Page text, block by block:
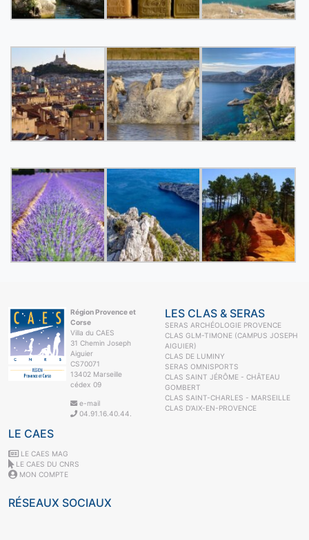
Région Provence et
Corse
Villa du CAES
31 Chemin Joseph
Aiguier
CS70071
13402 Marseille
cédex 09
e-mail
04.91.16.40.44.
LES CLAS & SERAS
SERAS ARCHÉOLOGIE PROVENCE
CLAS GLM-TIMONE (CAMPUS JOSEPH
AIGUIER)
CLAS DE LUMINY
SERAS OMNISPORTS
CLAS SAINT JÉRÔME - CHÂTEAU
GOMBERT
CLAS SAINT-CHARLES - MARSEILLE
CLAS D'AIX-EN-PROVENCE
LE CAES
LE CAES MAG
LE CAES DU CNRS
MON COMPTE
RÉSEAUX SOCIAUX